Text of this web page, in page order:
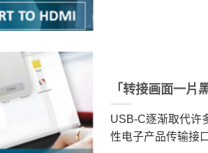
「转接画面一
USB-C逐渐取代许
性电子产品传输接